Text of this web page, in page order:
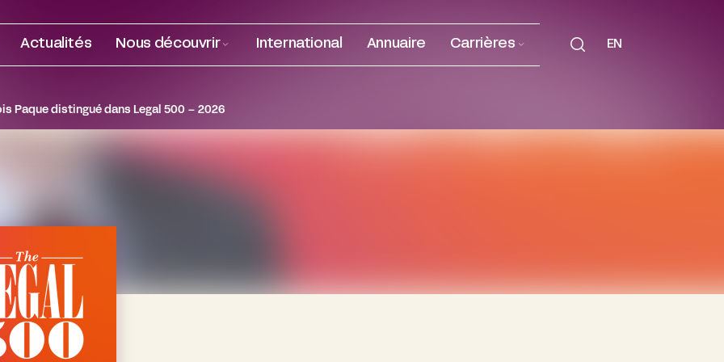
Actualités Nous découvrir International Annuaire Carrières EN
Paque distingué dans Legal 500 – 2026